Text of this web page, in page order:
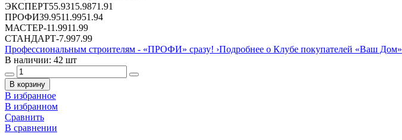
ЭКСПЕРТ55.9315.9871.91
ПРОФИ39.9511.9951.94
МАСТЕР-11.9911.99
СТАНДАРТ-7.997.99
Профессиональным строителям - «ПРОФИ» сразу! ›Подробнее о Клубе покупателей «Ваш Дом»
В наличии: 42 шт
В корзину
В избранное
В избранном
Сравнить
В сравнении